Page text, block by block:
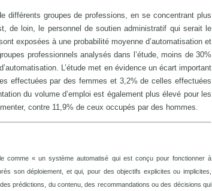
groupes de professions, en se concentrant plus
de loin, le personnel de soutien administratif qui serait le
exposées à une probabilité moyenne d’automatisation et
professionnels analysés dans l’étude, moins de 30%
L’étude met en évidence un écart important
effectuées par des femmes et 3,2% de celles effectuées
du volume d’emploi est également plus élevé pour les
contre 11,9% de ceux occupés par des hommes.
comme « un système automatisé qui est conçu pour fonctionner à
son déploiement, et qui, pour des objectifs explicites ou implicites,
prédictions, du contenu, des recommandations ou des décisions qui